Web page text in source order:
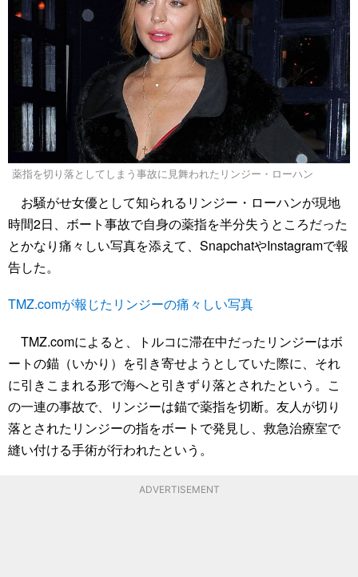
薬指を切り落としてしまう事故に見舞われたリンジー・ローハン
お騒がせ女優として知られるリンジー・ローハンが現地
時間2日、ボート事故で自身の薬指を半分失うところだった
とかなり痛々しい写真を添えて、SnapchatやInstagramで報
告した。
TMZ.comが報じたリンジーの痛々しい写真
TMZ.comによると、トルコに滞在中だったリンジーはボ
ートの錨（いかり）を引き寄せようとしていた際に、それ
に引きこまれる形で海へと引きずり落とされたという。こ
の一連の事故で、リンジーは錨で薬指を切断。友人が切り
落とされたリンジーの指をボートで発見し、救急治療室で
縫い付ける手術が行われたという。
ADVERTISEMENT